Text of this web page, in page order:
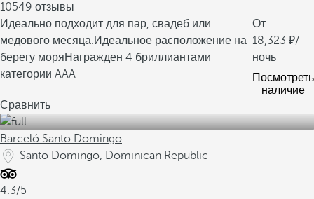
10549 отзывы
Идеально подходит для пар, свадеб или
медового месяца.Идеальное расположение на
берегу моряНагражден 4 бриллиантами
категории AAA
От
18,323
/
ночь
Посмотреть
наличие
Сравнить
Barceló Santo Domingo
Santo Domingo, Dominican Republic
4.3/5